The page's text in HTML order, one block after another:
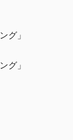
グ」
グ」